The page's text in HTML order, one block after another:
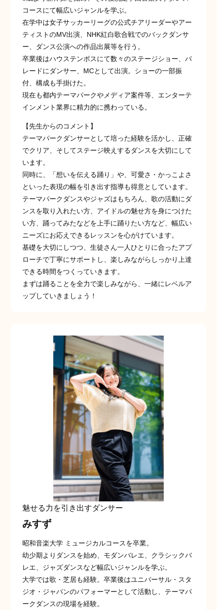
コースにて幅広いジャンルを学ぶ。
在学中は女子サッカーリーグの公式チアリーダーやアー
ティストのMV出演、NHK紅白歌合戦でのバックダンサ
ー、ダンス公演への作品出展等を行う。
卒業後はハウステンボスにて数々のステージショー、パ
レードにダンサー、MCとして出演。ショーの一部振
付、構成も手掛けた。
現在も都内テーマパークやメディア案件等、エンターテ
インメント業界に精力的に携わっている。
【先生からのコメント】
テーマパークダンサーとして培った経験を活かし、正確
でクリア、そしてステージ映えするダンスを大切にして
います。
同時に、「想いを伝える踊り」や、可愛さ・かっこよさ
といった表現の幅を引き出す指導も得意としています。
テーマパークダンスやジャズはもちろん、歌の活動にダ
ンスを取り入れたい方、アイドルの魅せ方を身につけた
い方、踊ってみたなどを上手に踊りたい方など、幅広い
ニーズにお応えできるレッスンを心がけています。
基礎を大切にしつつ、生徒さん一人ひとりに合ったアプ
ローチで丁寧にサポートし、楽しみながらしっかり上達
できる時間をつくっていきます。
まずは踊ることを全力で楽しみながら、一緒にレベルア
ップしていきましょう！
魅せる力を引き出すダンサー
みすず
昭和音楽大学 ミュージカルコースを卒業。
幼少期よりダンスを始め、モダンバレエ、クラシックバ
レエ、ジャズダンスなど幅広いジャンルを学ぶ。
大学では歌・芝居も経験。卒業後はユニバーサル・スタ
ジオ・ジャパンのパフォーマーとして活動し、テーマパ
ークダンスの現場を経験。